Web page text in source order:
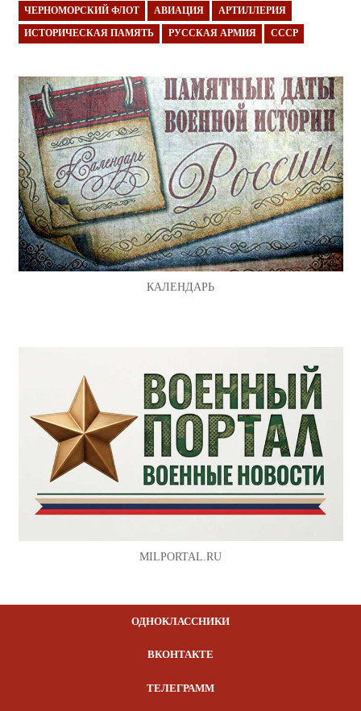
ЧЕРНОМОРСКИЙ ФЛОТ АВИАЦИЯ АРТИЛЛЕРИЯ
ИСТОРИЧЕСКАЯ ПАМЯТЬ РУССКАЯ АРМИЯ СССР
КАЛЕНДАРЬ
MILPORTAL.RU
ОДНОКЛАССНИКИ
ВКОНТАКТЕ
ТЕЛЕГРАММ